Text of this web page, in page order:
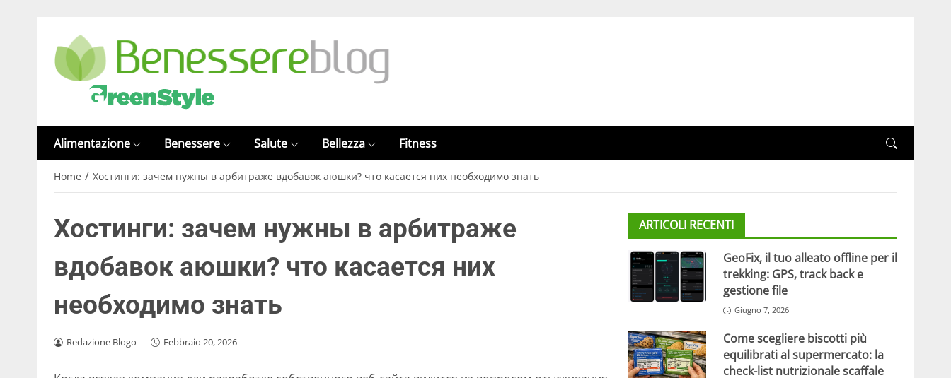
Alimentazione Benessere Salute Bellezza Fitness
Home / Хостинги: зачем нужны в арбитраже вдобавок аюшки? что касается них необходимо знать
Хостинги: зачем нужны в арбитраже
вдобавок аюшки? что касается них
необходимо знать
Redazione Blogo - Febbraio 20, 2026
ARTICOLI RECENTI
GeoFix, il tuo alleato offline per il
trekking: GPS, track back e
gestione file
Giugno 7, 2026
Come scegliere biscotti più
equilibrati al supermercato: la
check-list nutrizionale scaffale